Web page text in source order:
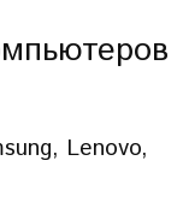
Lenovo,